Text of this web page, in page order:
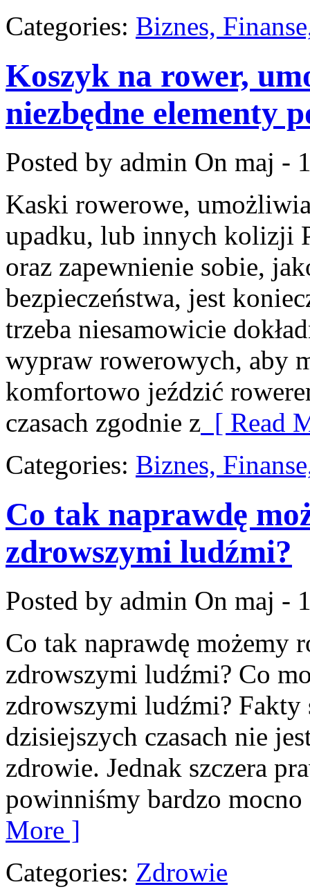
Categories: Biznes,
Koszyk na rower,
niezbędne elementy
Posted by admin On maj -
Kaski rowerowe,
upadku, lub innych kolizji
oraz zapewnienie sobie,
bezpieczeństwa, jest
trzeba niesamowicie
wypraw rowerowych, aby
komfortowo jeździć
czasach zgodnie z [ Read
Categories: Biznes,
Co tak naprawdę
zdrowszymi ludźmi?
Posted by admin On maj -
Co tak naprawdę możemy
zdrowszymi ludźmi? Co
zdrowszymi ludźmi? Fakty
dzisiejszych czasach nie
zdrowie. Jednak szczera
powinniśmy bardzo mocno
More ]
Categories: Zdrowie